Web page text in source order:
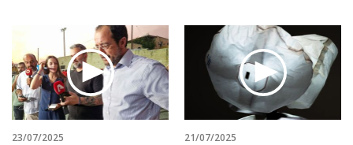
23/07/2025 21/07/2025